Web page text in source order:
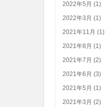
2022年5月 (1)
2022年3月 (1)
2021年11月 (1)
2021年8月 (1)
2021年7月 (2)
2021年6月 (3)
2021年5月 (1)
2021年3月 (2)